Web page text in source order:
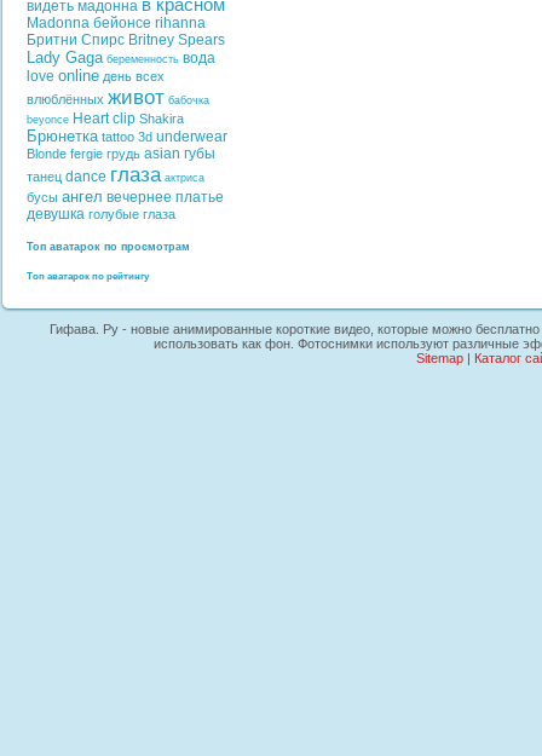
видеть мадонна в красном
Madonna бейонсе rihanna
Бритни Спирс Britney Spears
Lady Gaga беременность вода
love online день всех
влюблённых живот бабочка
beyonce Heart clip Shakira
Брюнетка tattoo 3d underwear
Blonde fergie грудь asian губы
танец dance глаза актриса
бусы ангел вечернее платье
девушка голубые глаза
Топ аватарок по просмотрам
Топ аватарок по рейтингу
Гифава. Ру - новые анимированные короткие видео, которые можно
использовать как фон. Фотоснимки используют различные
Sitemap| Каталог